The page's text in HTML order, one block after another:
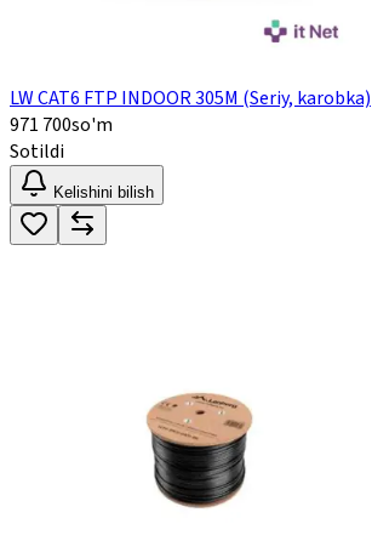
LW CAT6 FTP INDOOR 305M (Seriy, karobka)
971 700so'm
Sotildi
Kelishini bilish